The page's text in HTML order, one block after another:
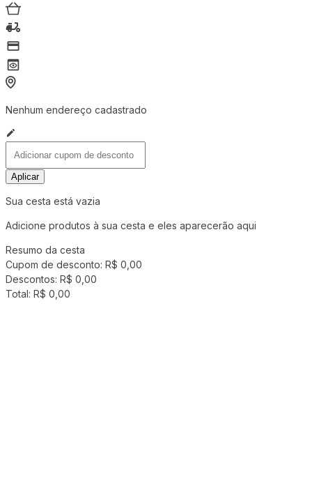
Nenhum endereço cadastrado
Aplicar
Sua cesta está vazia
Adicione produtos à sua cesta e eles aparecerão aqui
Resumo da cesta
Cupom de desconto: R$ 0,00
Descontos: R$ 0,00
Total: R$ 0,00